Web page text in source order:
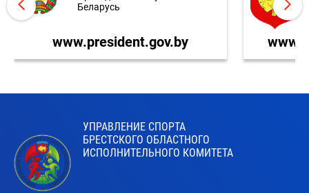
Беларусь
www.president.gov.by
УПРАВЛЕНИЕ СПОРТА
БРЕСТСКОГО ОБЛАСТНОГО
ИСПОЛНИТЕЛЬНОГО КОМИТЕТА